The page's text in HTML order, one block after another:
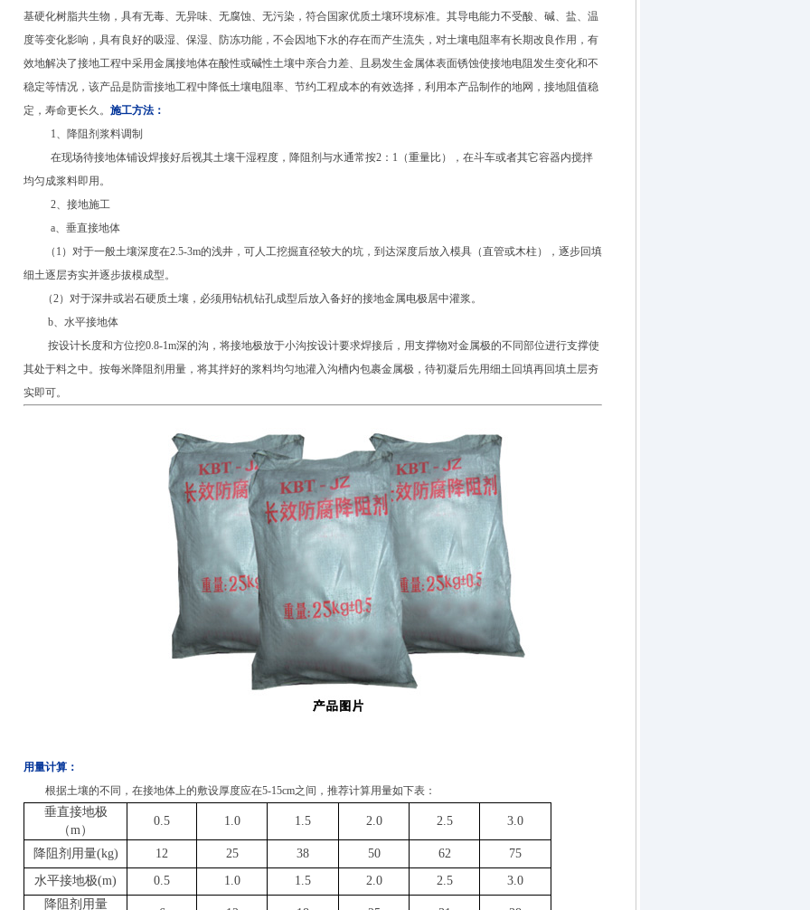
基硬化树脂共生物，具有无毒、无异味、无腐蚀、无污染，符合国家优质土壤环境标准。其导电能力不受酸、碱、盐、温
度等变化影响，具有良好的吸湿、保湿、防冻功能，不会因地下水的存在而产生流失，对土壤电阻率有长期改良作用，有
效地解决了接地工程中采用金属接地体在酸性或碱性土壤中亲合力差、且易发生金属体表面锈蚀使接地电阻发生变化和不
稳定等情况，该产品是防雷接地工程中降低土壤电阻率、节约工程成本的有效选择，利用本产品制作的地网，接地阻值稳
定，寿命更长久。 施工方法：
1、降阻剂浆料调制
在现场待接地体铺设焊接好后视其土壤干湿程度，降阻剂与水通常按2：1（重量比），在斗车或者其它容器内搅拌
均匀成浆料即用。
2、接地施工
a、垂直接地体
（1）对于一般土壤深度在2.5-3m的浅井，可人工挖掘直径较大的坑，到达深度后放入模具（直管或木柱），逐步回填
细土逐层夯实并逐步拔模成型。
（2）对于深井或岩石硬质土壤，必须用钻机钻孔成型后放入备好的接地金属电极居中灌浆。
b、水平接地体
按设计长度和方位挖0.8-1m深的沟，将接地极放于小沟按设计要求焊接后，用支撑物对金属极的不同部位进行支撑使
其处于料之中。按每米降阻剂用量，将其拌好的浆料均匀地灌入沟槽内包裹金属极，待初凝后先用细土回填再回填土层夯
实即可。
用量计算：
根据土壤的不同，在接地体上的敷设厚度应在5-15cm之间，推荐计算用量如下表：
垂直接地极
（m）
0.5 1.0 1.5 2.0 2.5 3.0
降阻剂用量(kg) 12 25 38 50 62
75
水平接地极(m) 0.5 1.0 1.5 2.0 2.5
3.0
降阻剂用量